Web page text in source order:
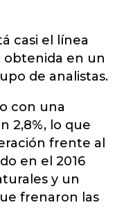
casi el línea
obtenida en un
de analistas.
con una
2,8%, lo que
frente al
en el 2016
y un
frenaron las